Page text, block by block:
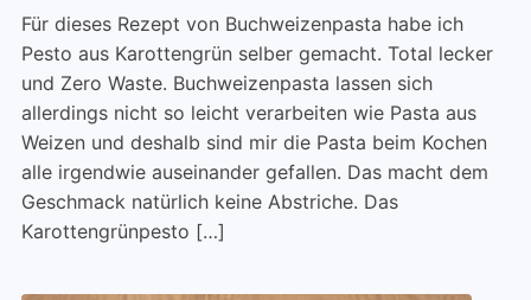
Für dieses Rezept von Buchweizenpasta habe ich
Pesto aus Karottengrün selber gemacht. Total lecker
und Zero Waste. Buchweizenpasta lassen sich
allerdings nicht so leicht verarbeiten wie Pasta aus
Weizen und deshalb sind mir die Pasta beim Kochen
alle irgendwie auseinander gefallen. Das macht dem
Geschmack natürlich keine Abstriche. Das
Karottengrünpesto […]